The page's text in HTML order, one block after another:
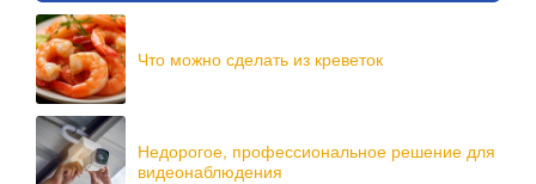
Что можно сделать из креветок
Недорогое, профессиональное решение для
видеонаблюдения